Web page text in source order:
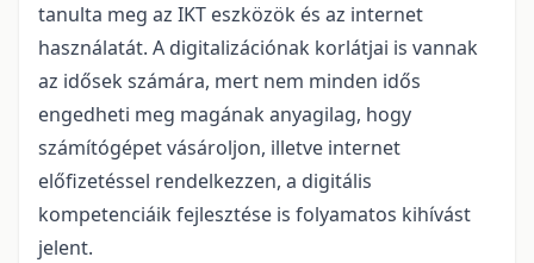
tanulta meg az IKT eszközök és az internet
használatát. A digitalizációnak korlátjai is vannak
az idősek számára, mert nem minden idős
engedheti meg magának anyagilag, hogy
számítógépet vásároljon, illetve internet
előfizetéssel rendelkezzen, a digitális
kompetenciáik fejlesztése is folyamatos kihívást
jelent.